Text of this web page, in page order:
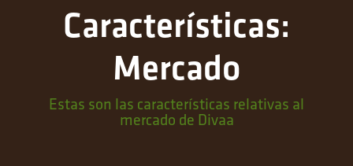
Características:
Mercado
Estas son las características relativas al
mercado de Divaa